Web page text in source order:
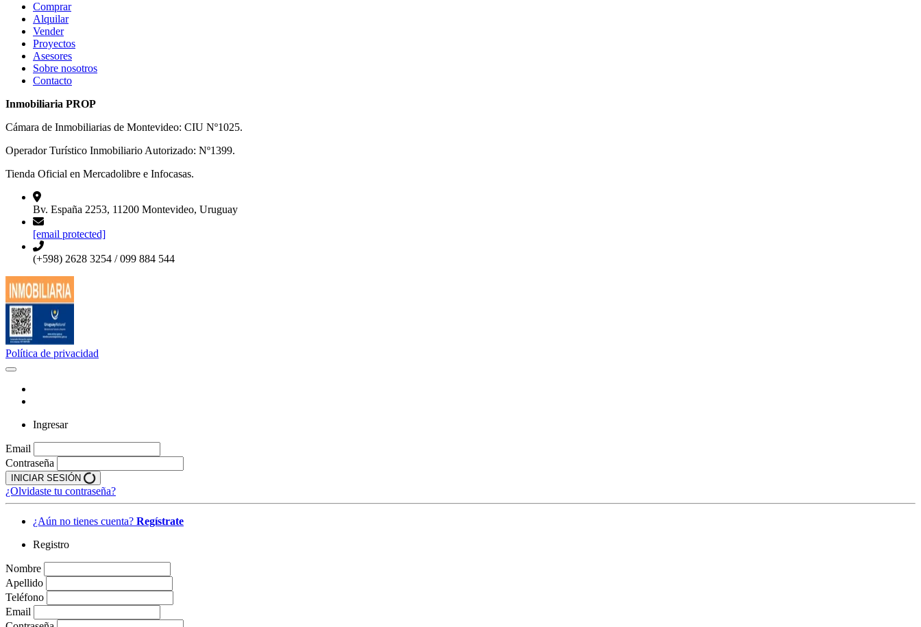
Comprar
Alquilar
Vender
Proyectos
Asesores
Sobre nosotros
Contacto
Inmobiliaria PROP
Cámara de Inmobiliarias de Montevideo: CIU Nº1025.
Operador Turístico Inmobiliario Autorizado: Nº1399.
Tienda Oficial en Mercadolibre e Infocasas.
Bv. España 2253, 11200 Montevideo, Uruguay
[email protected]
(+598) 2628 3254 / 099 884 544
Política de privacidad
Ingresar
Email
Contraseña
INICIAR SESIÓN
¿Olvidaste tu contraseña?
¿Aún no tienes cuenta? Regístrate
Registro
Nombre
Apellido
Teléfono
Email